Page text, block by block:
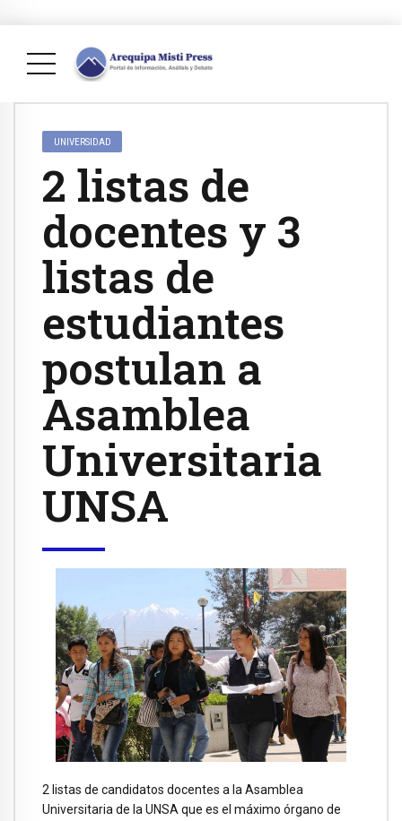
UNIVERSIDAD
2 listas de
docentes y 3
listas de
estudiantes
postulan a
Asamblea
Universitaria
UNSA
2 listas de candidatos docentes a la Asamblea
Universitaria de la UNSA que es el máximo órgano de